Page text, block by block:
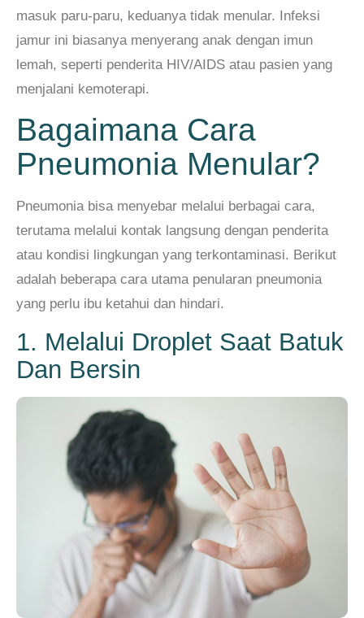
masuk paru-paru, keduanya tidak menular. Infeksi
jamur ini biasanya menyerang anak dengan imun
lemah, seperti penderita HIV/AIDS atau pasien yang
menjalani kemoterapi.
Bagaimana Cara
Pneumonia Menular?
Pneumonia bisa menyebar melalui berbagai cara,
terutama melalui kontak langsung dengan penderita
atau kondisi lingkungan yang terkontaminasi. Berikut
adalah beberapa cara utama penularan pneumonia
yang perlu ibu ketahui dan hindari.
1. Melalui Droplet Saat Batuk
Dan Bersin